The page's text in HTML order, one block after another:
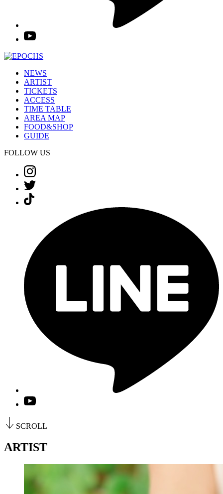
NEWS
ARTIST
TICKETS
ACCESS
TIME TABLE
AREA MAP
FOOD&SHOP
GUIDE
FOLLOW US
SCROLL
ARTIST